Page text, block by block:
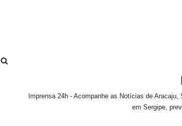
Imprensa 24h - Acompanhe as Notícias de
em Sergipe,